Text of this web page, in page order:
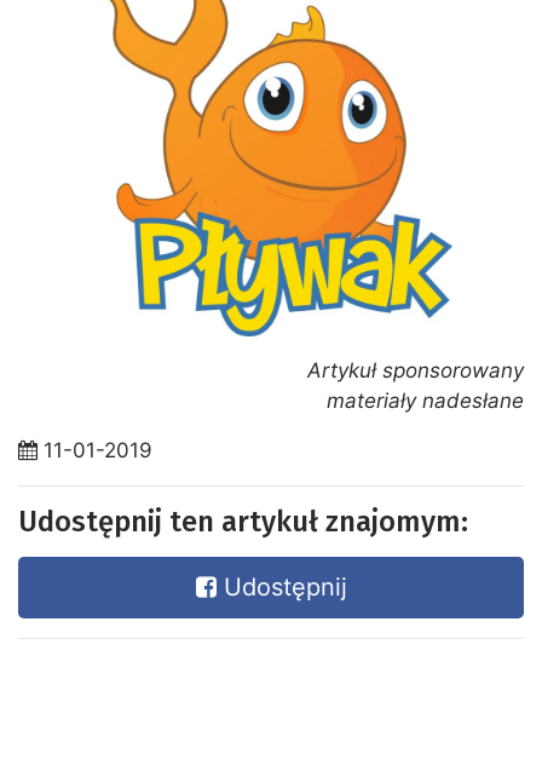
Artykuł sponsorowany
materiały nadesłane
11-01-2019
Udostępnij ten artykuł znajomym:
Udostępnij